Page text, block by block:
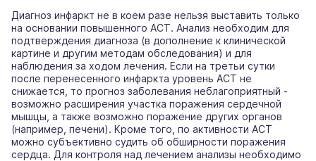
Диагноз инфаркт не в коем разе нельзя выставить только
на основании повышенного АСТ. Анализ необходим для
подтверждения диагноза (в дополнение к клинической
картине и другим методам обследования) и для
наблюдения за ходом лечения. Если на третьи сутки
после перенесенного инфаркта уровень АСТ не
снижается, то прогноз заболевания неблагоприятный -
возможно расширения участка поражения сердечной
мышцы, а также возможно поражение других органов
(например, печени). Кроме того, по активности АСТ
можно субъективно судить об обширности поражения
сердца. Для контроля над лечением анализы необходимо